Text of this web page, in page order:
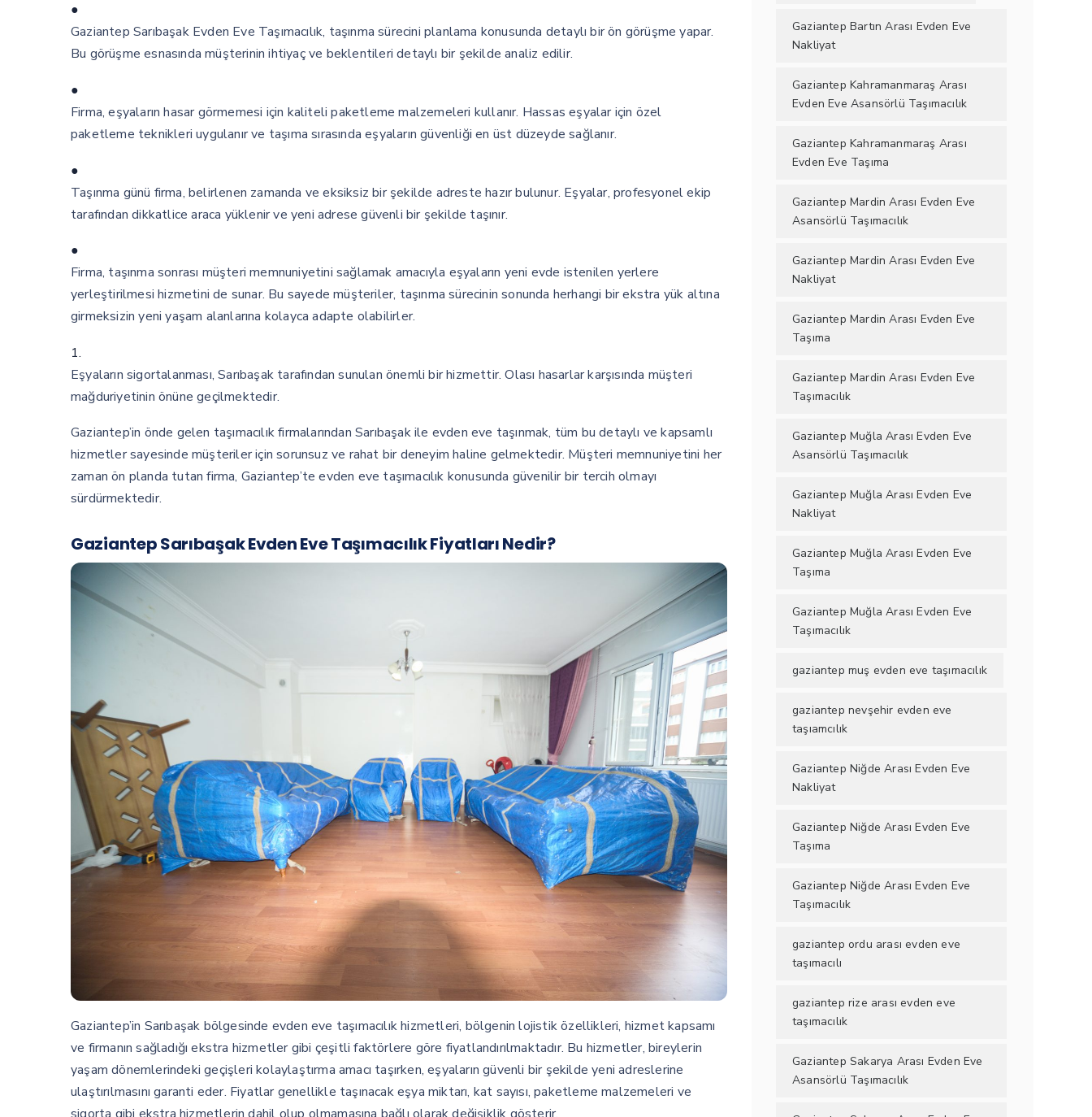
●
Gaziantep Sarıbaşak Evden Eve Taşımacılık, taşınma sürecini planlama konusunda detaylı bir ön görüşme yapar.
Bu görüşme esnasında müşterinin ihtiyaç ve beklentileri detaylı bir şekilde analiz edilir.
●
Firma, eşyaların hasar görmemesi için kaliteli paketleme malzemeleri kullanır. Hassas eşyalar için özel
paketleme teknikleri uygulanır ve taşıma sırasında eşyaların güvenliği en üst düzeyde sağlanır.
●
Taşınma günü firma, belirlenen zamanda ve eksiksiz bir şekilde adreste hazır bulunur. Eşyalar, profesyonel ekip
tarafından dikkatlice araca yüklenir ve yeni adrese güvenli bir şekilde taşınır.
●
Firma, taşınma sonrası müşteri memnuniyetini sağlamak amacıyla eşyaların yeni evde istenilen yerlere
yerleştirilmesi hizmetini de sunar. Bu sayede müşteriler, taşınma sürecinin sonunda herhangi bir ekstra yük altına
girmeksizin yeni yaşam alanlarına kolayca adapte olabilirler.
1.
Eşyaların sigortalanması, Sarıbaşak tarafından sunulan önemli bir hizmettir. Olası hasarlar karşısında müşteri
mağduriyetinin önüne geçilmektedir.
Gaziantep’in önde gelen taşımacılık firmalarından Sarıbaşak ile evden eve taşınmak, tüm bu detaylı ve kapsamlı
hizmetler sayesinde müşteriler için sorunsuz ve rahat bir deneyim haline gelmektedir. Müşteri memnuniyetini her
zaman ön planda tutan firma, Gaziantep’te evden eve taşımacılık konusunda güvenilir bir tercih olmayı
sürdürmektedir.
Gaziantep Sarıbaşak Evden Eve Taşımacılık Fiyatları Nedir?
Gaziantep’in Sarıbaşak bölgesinde evden eve taşımacılık hizmetleri, bölgenin lojistik özellikleri, hizmet kapsamı
ve firmanın sağladığı ekstra hizmetler gibi çeşitli faktörlere göre fiyatlandırılmaktadır. Bu hizmetler, bireylerin
yaşam dönemlerindeki geçişleri kolaylaştırma amacı taşırken, eşyaların güvenli bir şekilde yeni adreslerine
ulaştırılmasını garanti eder. Fiyatlar genellikle taşınacak eşya miktarı, kat sayısı, paketleme malzemeleri ve
Gaziantep Bartın Arası Evden Eve
Nakliyat
Gaziantep Kahramanmaraş Arası
Evden Eve Asansörlü Taşımacılık
Gaziantep Kahramanmaraş Arası
Evden Eve Taşıma
Gaziantep Mardin Arası Evden Eve
Asansörlü Taşımacılık
Gaziantep Mardin Arası Evden Eve
Nakliyat
Gaziantep Mardin Arası Evden Eve
Taşıma
Gaziantep Mardin Arası Evden Eve
Taşımacılık
Gaziantep Muğla Arası Evden Eve
Asansörlü Taşımacılık
Gaziantep Muğla Arası Evden Eve
Nakliyat
Gaziantep Muğla Arası Evden Eve
Taşıma
Gaziantep Muğla Arası Evden Eve
Taşımacılık
gaziantep muş evden eve taşımacılık
gaziantep nevşehir evden eve
taşıamcılık
Gaziantep Niğde Arası Evden Eve
Nakliyat
Gaziantep Niğde Arası Evden Eve
Taşıma
Gaziantep Niğde Arası Evden Eve
Taşımacılık
gaziantep ordu arası evden eve
taşımacılı
gaziantep rize arası evden eve
taşımacılık
Gaziantep Sakarya Arası Evden Eve
Asansörlü Taşımacılık